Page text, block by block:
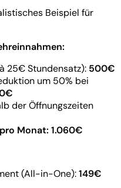
Beispiel für
25€ Stundensatz): 500€
um 50% bei
der Öffnungszeiten
Monat: 1.060€
(All-in-One):149€